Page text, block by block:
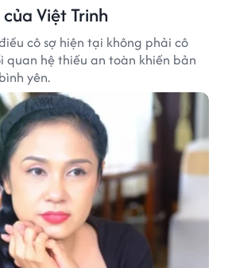
Việt Trinh
cô sợ hiện tại không phải cô
quan hệ thiếu an toàn khiến bản
yên.